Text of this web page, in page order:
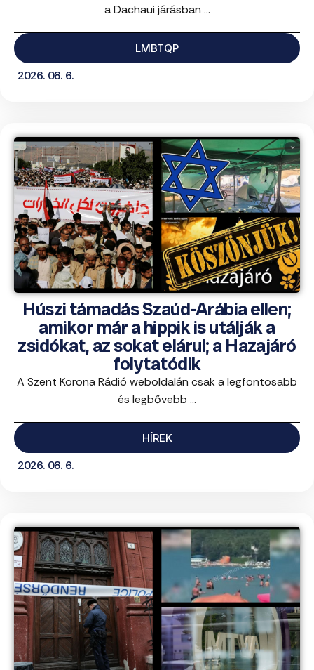
a Dachaui járásban ...
LMBTQP
2026. 08. 6.
Húszi támadás Szaúd-Arábia ellen;
amikor már a hippik is utálják a
zsidókat, az sokat elárul; a Hazajáró
folytatódik
A Szent Korona Rádió weboldalán csak a legfontosabb
és legbővebb ...
HÍREK
2026. 08. 6.